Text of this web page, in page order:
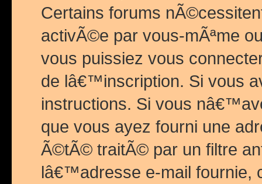
Certains forums
activÃ©e par vous-mÃªme
vous puissiez vous
de lâ€™inscription. Si vous
instructions. Si vous
que vous ayez fourni une
Ã©tÃ© traitÃ© par un filtre
lâ€™adresse e-mail fournie,